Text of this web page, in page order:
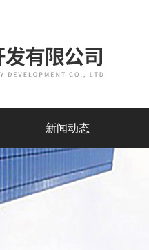
新闻动态